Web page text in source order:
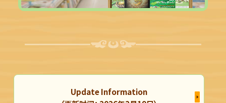
Update Information